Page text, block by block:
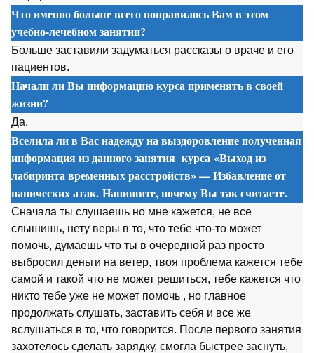
Что именно больше всего понравилось Вам в этом
учебно-лечебном занятии?
Больше заставили задуматься рассказы о враче и его
пациентов.
Начали ли Вы информацию курса применять в своей
жизни?
Да.
Вселила ли в Вас надежду на выздоровление полученная
информация из данного занятия курса «Выход из
лабиринта временных расстройств» — Избавление от
панических атак. Напишите, почему Вы так считаете.
Сначала ты слушаешь но мне кажется, не все
слышишь, нету веры в то, что тебе что-то может
помочь, думаешь что ты в очередной раз просто
выбросил деньги на ветер, твоя проблема кажется тебе
самой и такой что не может решиться, тебе кажется что
никто тебе уже не может помочь , но главное
продолжать слушать, заставить себя и все же
вслушаться в то, что говорится. После первого занятия
захотелось сделать зарядку, смогла быстрее заснуть,